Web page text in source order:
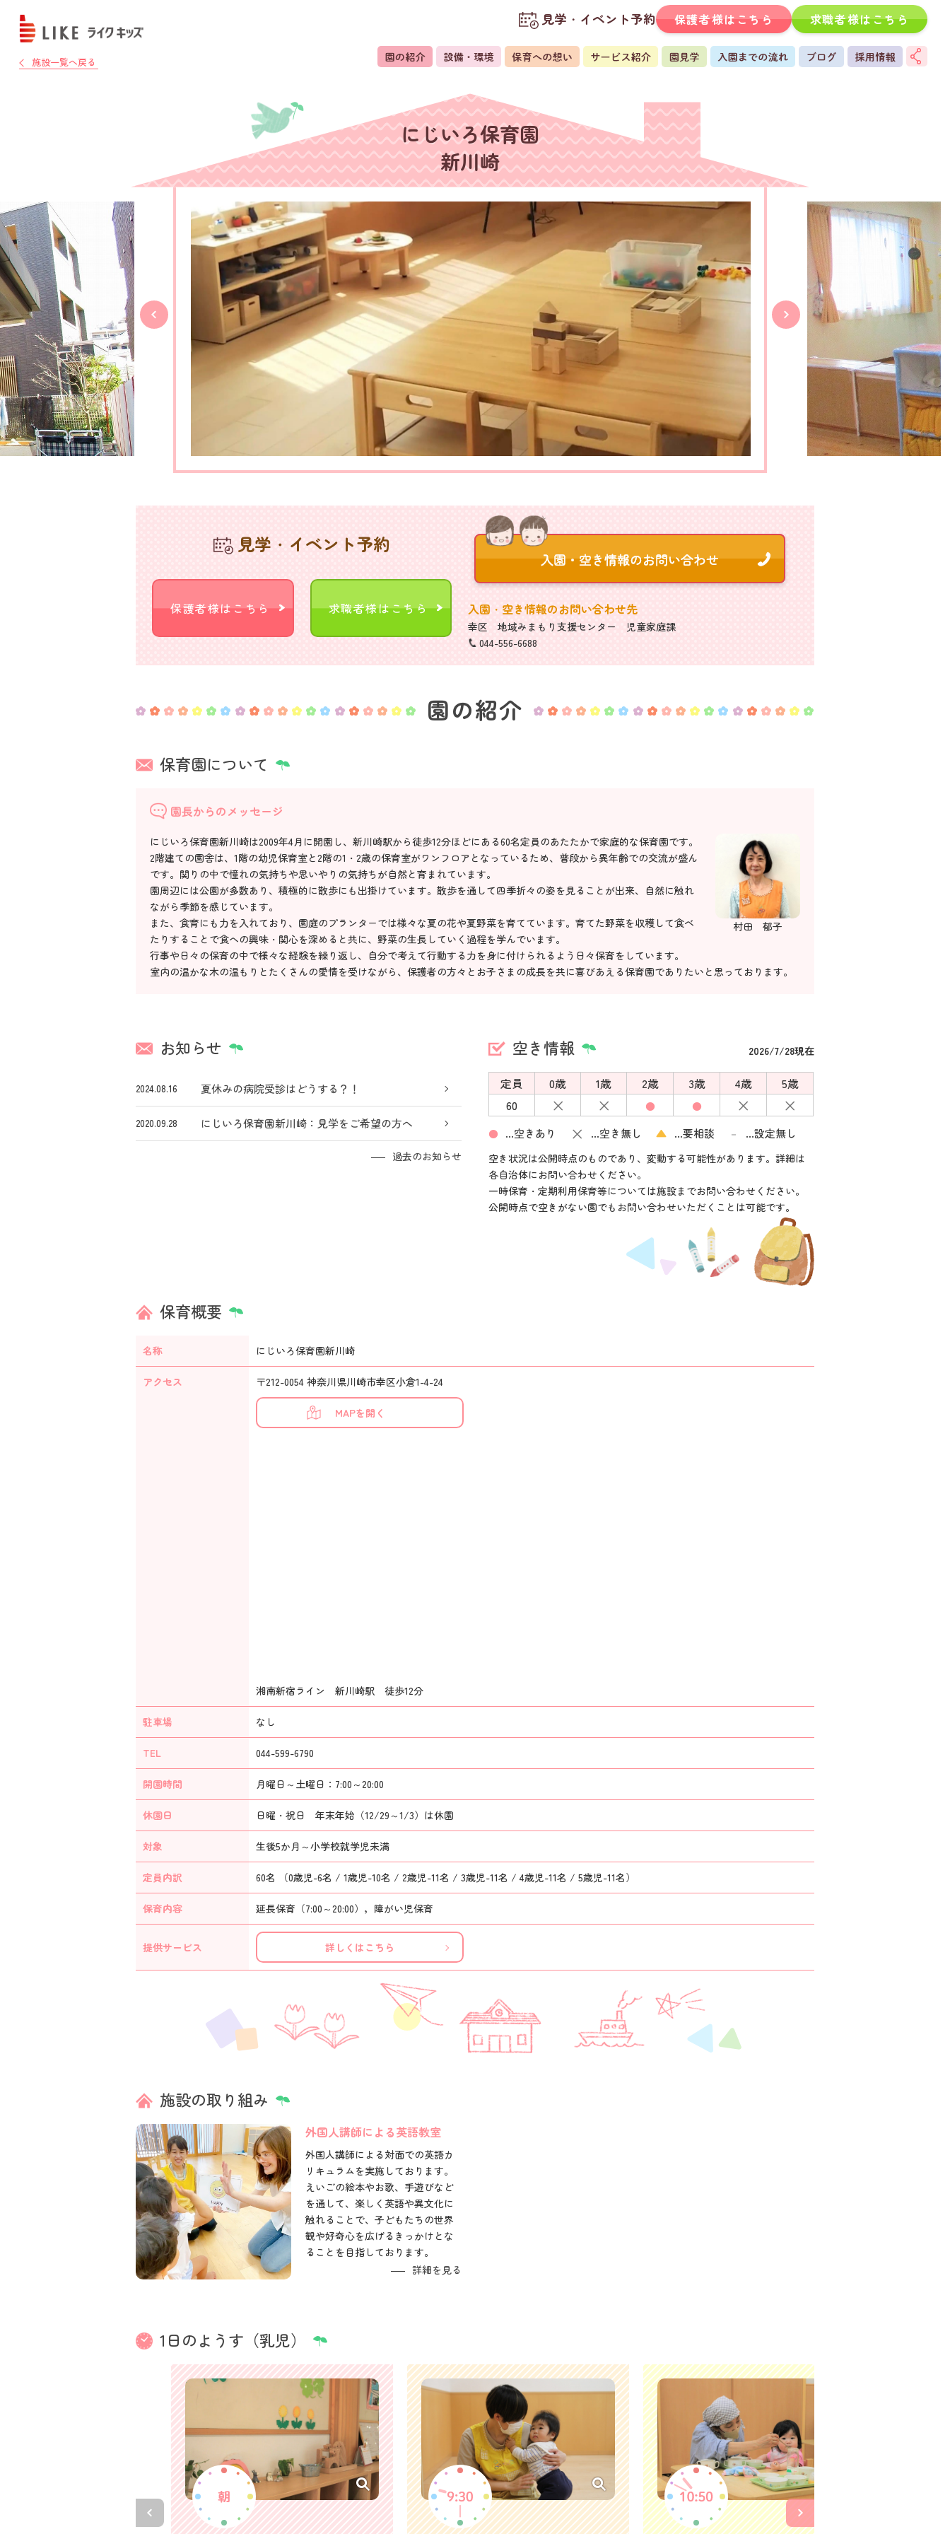
施設一覧へ戻る
見学・イベント予約 保護者様はこちら 求職者様はこちら
にじいろ保育園
新川崎
見学・イベント予約
保護者様はこちら 求職者様はこちら 入園・空き情報のお問い合わせ先
幸区 地域みまもり支援センター 児童家庭課
044-556-6688
園の紹介
保育園について
園長からのメッセージ
村田 郁子
にじいろ保育園新川崎は2009年4月に開園し、新川崎駅から徒歩12分ほどにある60名定員のあたたかで家庭的な保育園です。
2階建ての園舎は、1階の幼児保育室と2階の1・2歳の保育室がワンフロアとなっているため、普段から異年齢での交流が盛ん
です。関りの中で憧れの気持ちや思いやりの気持ちが自然と育まれています。
園周辺には公園が多数あり、積極的に散歩にも出掛けています。散歩を通して四季折々の姿を見ることが出来、自然に触れ
ながら季節を感じています。
また、食育にも力を入れており、園庭のプランターでは様々な夏の花や夏野菜を育てています。育てた野菜を収穫して食べ
たりすることで食への興味・関心を深めると共に、野菜の生長していく過程を学んでいます。
行事や日々の保育の中で様々な経験を繰り返し、自分で考えて行動する力を身に付けられるよう日々保育をしています。
室内の温かな木の温もりとたくさんの愛情を受けながら、保護者の方々とお子さまの成長を共に喜びあえる保育園でありたいと思っております。
お知らせ
2024.08.16 夏休みの病院受診はどうする？！
2020.09.28 にじいろ保育園新川崎：見学をご希望の方へ
過去のお知らせ
空き情報 2026/7/28現在
定員 0歳 1歳 2歳 3歳 4歳
5歳
60
× × ● ● × ×
● …空きあり × …空き無し ▲ …要相談 － …設定無し
空き状況は公開時点のものであり、変動する可能性があります。詳細は
各自治体にお問い合わせください。
一時保育・定期利用保育等については施設までお問い合わせください。
公開時点で空きがない園でもお問い合わせいただくことは可能です。
保育概要
名称 にじいろ保育園新川崎
アクセス 〒212-0054 神奈川県川崎市幸区小倉1-4-24
MAPを開く
湘南新宿ライン 新川崎駅 徒歩12分
駐車場 なし
TEL 044-599-6790
開園時間 月曜日～土曜日：7:00～20:00
休園日 日曜・祝日 年末年始（12/29～1/3）は休園
対象 生後5か月～小学校就学児未満
定員内訳 60名 （0歳児-6名 / 1歳児-10名 / 2歳児-11名 / 3歳児-11名 / 4歳児-11名 / 5歳児-11名）
保育内容 延長保育（7:00～20:00），障がい児保育
提供サービス 詳しくはこちら
施設の取り組み
外国人講師による英語教室
外国人講師による対面での英語カ
リキュラムを実施しております。
えいごの絵本やお歌、手遊びなど
を通して、楽しく英語や異文化に
触れることで、子どもたちの世界
観や好奇心を広げるきっかけとな
ることを目指しております。
詳細を見る
1日のようす（乳児）